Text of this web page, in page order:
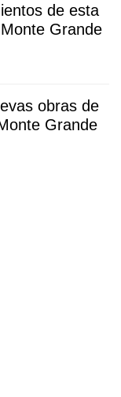
de esta
Grande
obras de
Grande